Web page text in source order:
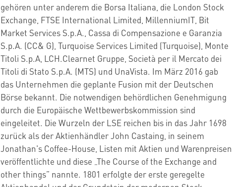
gehören unter anderem die Borsa Italiana, die London Stock
Exchange, FTSE International Limited, MillenniumIT, Bit
Market Services S.p.A., Cassa di Compensazione e Garanzia
S.p.A. (CC& G), Turquoise Services Limited (Turquoise), Monte
Titoli S.p.A, LCH.Clearnet Gruppe, Società per il Mercato dei
Titoli di Stato S.p.A. (MTS) und UnaVista. Im März 2016 gab
das Unternehmen die geplante Fusion mit der Deutschen
Börse bekannt. Die notwendigen behördlichen Genehmigung
durch die Europäische Wettbewerbskommission sind
eingeleitet. Die Wurzeln der LSE reichen bis in das Jahr 1698
zurück als der Aktienhändler John Castaing, in seinem
Jonathan's Coffee-House, Listen mit Aktien und Warenpreisen
veröffentlichte und diese „The Course of the Exchange and
other things” nannte. 1801 erfolgte der erste geregelte